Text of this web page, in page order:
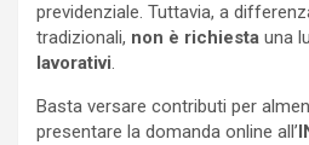
previdenziale. Tuttavia, a
tradizionali, non è richiesta una
lavorativi.
Basta versare contributi per
presentare la domanda online all’